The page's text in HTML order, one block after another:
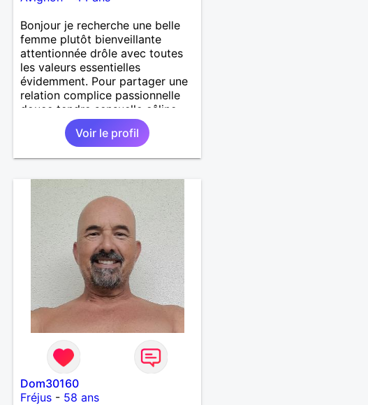
Bonjour je recherche une belle
femme plutôt bienveillante
attentionnée drôle avec toutes
les valeurs essentielles
évidemment. Pour partager une
relation complice passionnelle
douce tendre sensuelle câline
romantique
Voir le profil
Dom30160
Fréjus - 58 ans